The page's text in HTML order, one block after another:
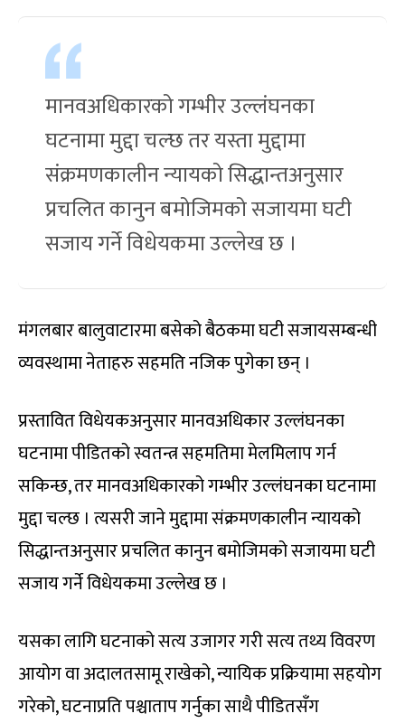
मानवअधिकारको गम्भीर उल्लंघनका
घटनामा मुद्दा चल्छ तर यस्ता मुद्दामा
संक्रमणकालीन न्यायको सिद्धान्तअनुसार
प्रचलित कानुन बमोजिमको सजायमा घटी
सजाय गर्ने विधेयकमा उल्लेख छ ।
मंगलबार बालुवाटारमा बसेको बैठकमा घटी सजायसम्बन्धी
व्यवस्थामा नेताहरु सहमति नजिक पुगेका छन् ।
प्रस्तावित विधेयकअनुसार मानवअधिकार उल्लंघनका
घटनामा पीडितको स्वतन्त्र सहमतिमा मेलमिलाप गर्न
सकिन्छ, तर मानवअधिकारको गम्भीर उल्लंघनका घटनामा
मुद्दा चल्छ । त्यसरी जाने मुद्दामा संक्रमणकालीन न्यायको
सिद्धान्तअनुसार प्रचलित कानुन बमोजिमको सजायमा घटी
सजाय गर्ने विधेयकमा उल्लेख छ ।
यसका लागि घटनाको सत्य उजागर गरी सत्य तथ्य विवरण
आयोग वा अदालतसामू राखेको, न्यायिक प्रक्रियामा सहयोग
गरेको, घटनाप्रति पश्चाताप गर्नुका साथै पीडितसँग